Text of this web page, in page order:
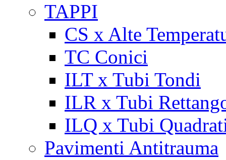
TAPPI
CS x Alte
TC Conici
ILT x Tubi Tondi
ILR x Tubi
ILQ x Tubi
Pavimenti Antitrauma